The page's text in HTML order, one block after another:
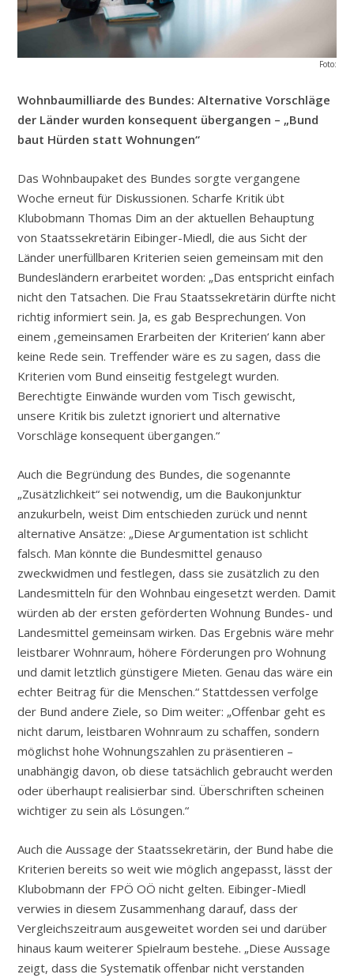
Foto:
Wohnbaumilliarde des Bundes: Alternative Vorschläge
der Länder wurden konsequent übergangen – „Bund
baut Hürden statt Wohnungen“
Das Wohnbaupaket des Bundes sorgte vergangene
Woche erneut für Diskussionen. Scharfe Kritik übt
Klubobmann Thomas Dim an der aktuellen Behauptung
von Staatssekretärin Eibinger-Miedl, die aus Sicht der
Länder unerfüllbaren Kriterien seien gemeinsam mit den
Bundesländern erarbeitet worden: „Das entspricht einfach
nicht den Tatsachen. Die Frau Staatssekretärin dürfte nicht
richtig informiert sein. Ja, es gab Besprechungen. Von
einem ‚gemeinsamen Erarbeiten der Kriterien‘ kann aber
keine Rede sein. Treffender wäre es zu sagen, dass die
Kriterien vom Bund einseitig festgelegt wurden.
Berechtigte Einwände wurden vom Tisch gewischt,
unsere Kritik bis zuletzt ignoriert und alternative
Vorschläge konsequent übergangen.“
Auch die Begründung des Bundes, die sogenannte
„Zusätzlichkeit“ sei notwendig, um die Baukonjunktur
anzukurbeln, weist Dim entschieden zurück und nennt
alternative Ansätze: „Diese Argumentation ist schlicht
falsch. Man könnte die Bundesmittel genauso
zweckwidmen und festlegen, dass sie zusätzlich zu den
Landesmitteln für den Wohnbau eingesetzt werden. Damit
würden ab der ersten geförderten Wohnung Bundes- und
Landesmittel gemeinsam wirken. Das Ergebnis wäre mehr
leistbarer Wohnraum, höhere Förderungen pro Wohnung
und damit letztlich günstigere Mieten. Genau das wäre ein
echter Beitrag für die Menschen.“ Stattdessen verfolge
der Bund andere Ziele, so Dim weiter: „Offenbar geht es
nicht darum, leistbaren Wohnraum zu schaffen, sondern
möglichst hohe Wohnungszahlen zu präsentieren –
unabhängig davon, ob diese tatsächlich gebraucht werden
oder überhaupt realisierbar sind. Überschriften scheinen
wichtiger zu sein als Lösungen.“
Auch die Aussage der Staatssekretärin, der Bund habe die
Kriterien bereits so weit wie möglich angepasst, lässt der
Klubobmann der FPÖ OÖ nicht gelten. Eibinger-Miedl
verwies in diesem Zusammenhang darauf, dass der
Vergleichszeitraum ausgeweitet worden sei und darüber
hinaus kaum weiterer Spielraum bestehe. „Diese Aussage
zeigt, dass die Systematik offenbar nicht verstanden